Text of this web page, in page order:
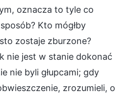
oznacza to tyle co
Kto mógłby
zostaje zburzone?
nie jest w stanie dokonać
nie byli głupcami; gdy
zrozumieli, o